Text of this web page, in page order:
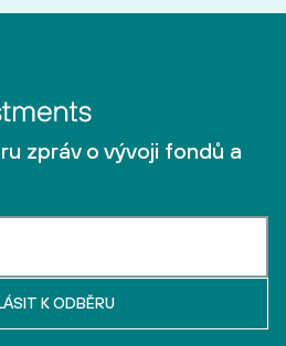
zpráv o vývoji fondů a